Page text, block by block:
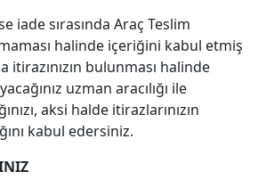
iade sırasında Araç Teslim
halinde içeriğini kabul etmiş
itirazınızın bulunması halinde
uzman aracılığı ile
aksi halde itirazlarınızın
kabul edersiniz.